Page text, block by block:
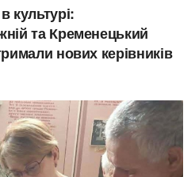
культурі:
та Кременецький
нових керівників